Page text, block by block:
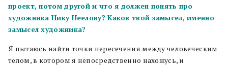
проект, потом другой и что я должен понять про
художника Нику Неелову? Каков твой замысел, именно
замысел художника?
Я пытаюсь найти точки пересечения между человеческим
телом, в котором я непосредственно нахожусь, и